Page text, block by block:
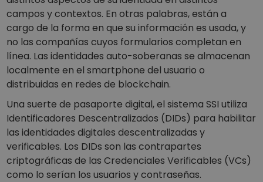
campos y contextos. En otras palabras, están a
cargo de la forma en que su información es usada, y
no las compañías cuyos formularios completan en
línea. Las identidades auto-soberanas se almacenan
localmente en el smartphone del usuario o
distribuidas en redes de blockchain.
Una suerte de pasaporte digital, el sistema SSI utiliza
Identificadores Descentralizados (DIDs) para habilitar
las identidades digitales descentralizadas y
verificables. Los DIDs son las contrapartes
criptográficas de las Credenciales Verificables (VCs)
como lo serían los usuarios y contraseñas.